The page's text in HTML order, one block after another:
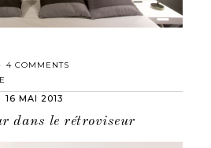
4 COMMENTS
16 MAI 2013
dans le rétroviseur